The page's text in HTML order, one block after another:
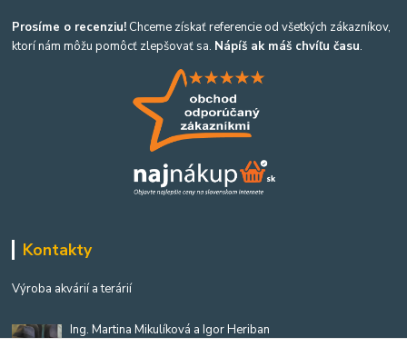
Prosíme o recenziu! Chceme získať referencie od všetkých zákazníkov,
ktorí nám môžu pomôcť zlepšovať sa. Nápíš ak máš chvíľu času.
Kontakty
Výroba akvárií a terárií
Ing. Martina Mikulíková a Igor Heriban